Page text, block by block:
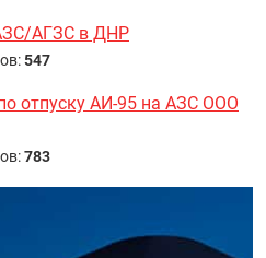
АГЗС в ДНР
547
отпуску АИ-95 на АЗС ООО
783